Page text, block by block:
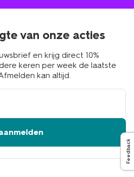
van onze acties
en krijg direct 10%
keren per week de laatste
kan altijd.
Feedback